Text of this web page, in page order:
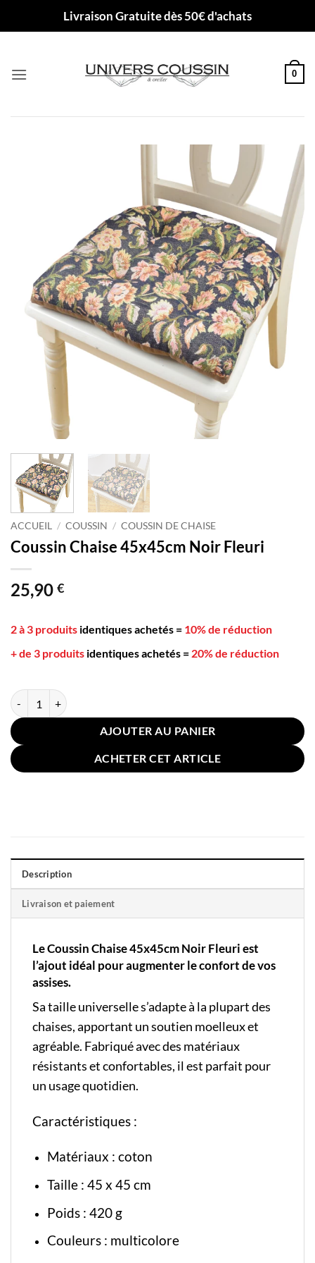
Livraison Gratuite dès 50€ d'achats
0
ACCUEIL / COUSSIN / COUSSIN DE CHAISE
Coussin Chaise 45x45cm Noir Fleuri
25,90 €
2 à 3 produits identiques achetés = 10% de réduction
+ de 3 produits identiques achetés = 20% de réduction
quantité de Coussin Chaise 45x45cm Noir Fleuri
AJOUTER AU PANIER
ACHETER CET ARTICLE
Description
Livraison et paiement
Le Coussin Chaise 45x45cm Noir Fleuri est
l’ajout idéal pour augmenter le confort de vos
assises.
Sa taille universelle s’adapte à la plupart des
chaises, apportant un soutien moelleux et
agréable. Fabriqué avec des matériaux
résistants et confortables, il est parfait pour
un usage quotidien.
Caractéristiques :
Matériaux : coton
Taille : 45 x 45 cm
Poids : 420 g
Couleurs : multicolore